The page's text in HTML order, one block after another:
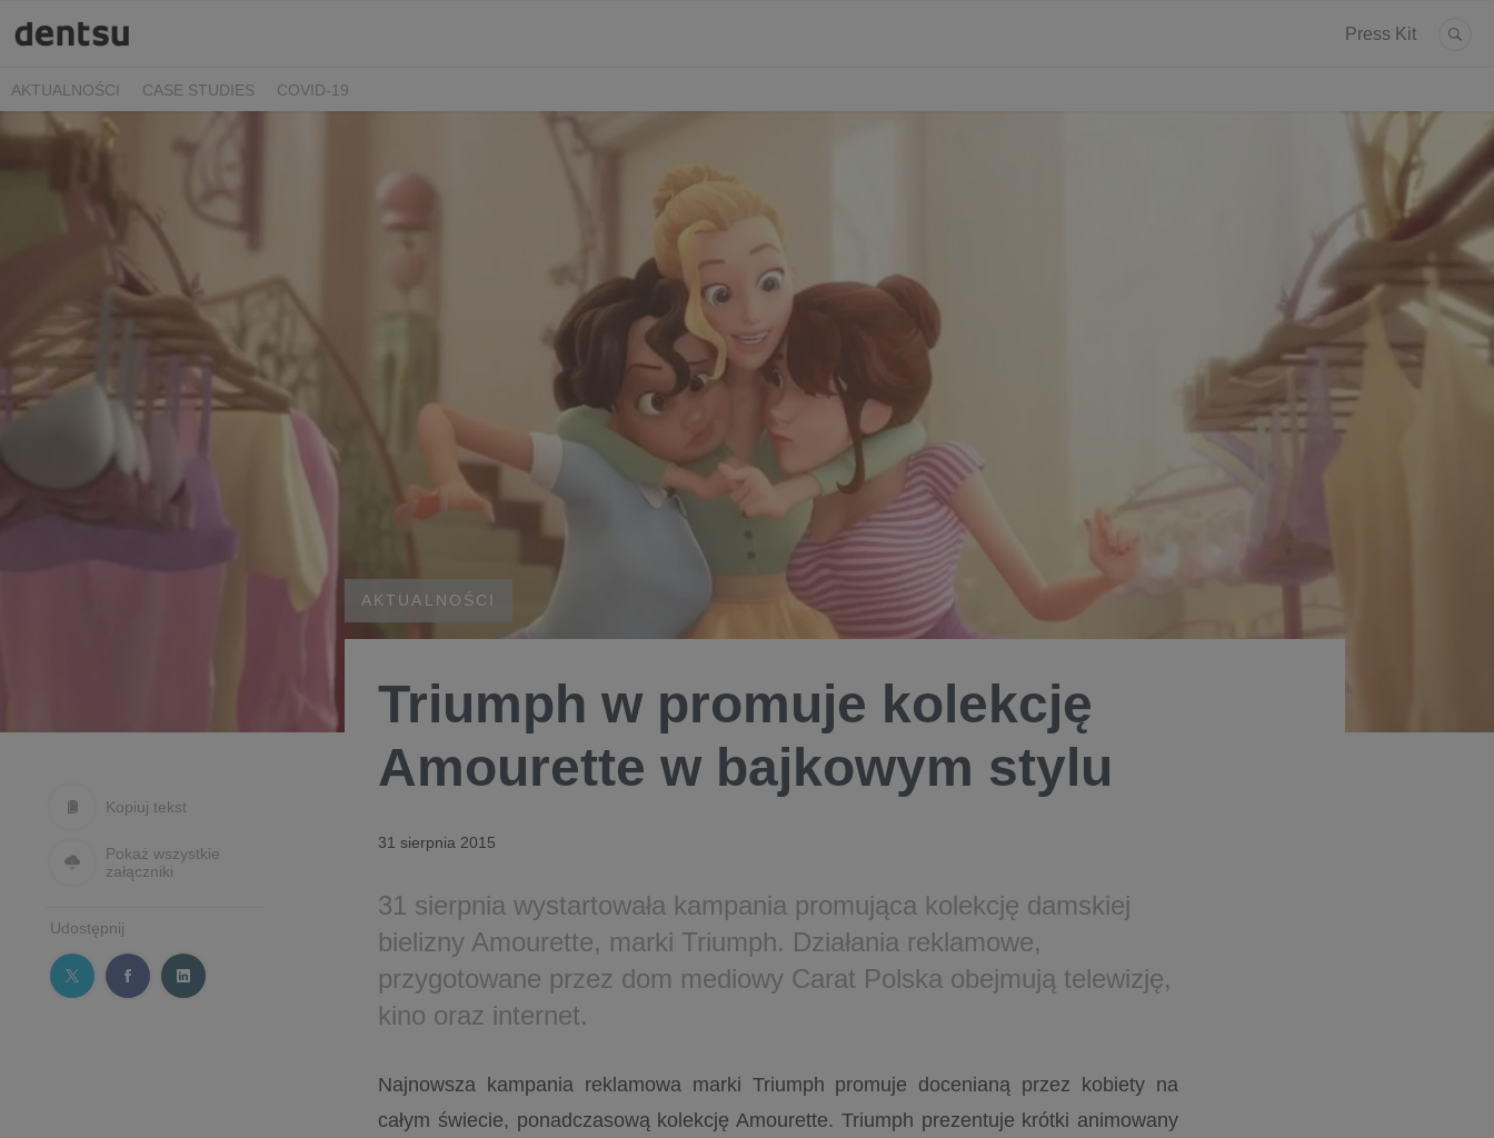
Press Kit
AKTUALNOŚCI CASE STUDIES COVID-19
Kopiuj tekst
Pokaż wszystkie
załączniki
Udostępnij
AKTUALNOŚCI
Triumph w promuje kolekcję
Amourette w bajkowym stylu
31 sierpnia 2015
31 sierpnia wystartowała kampania promująca kolekcję damskiej
bielizny Amourette, marki Triumph. Działania reklamowe,
przygotowane przez dom mediowy Carat Polska obejmują telewizję,
kino oraz internet.
Najnowsza kampania reklamowa marki Triumph promuje docenianą przez kobiety na
całym świecie, ponadczasową kolekcję Amourette. Triumph prezentuje krótki animowany